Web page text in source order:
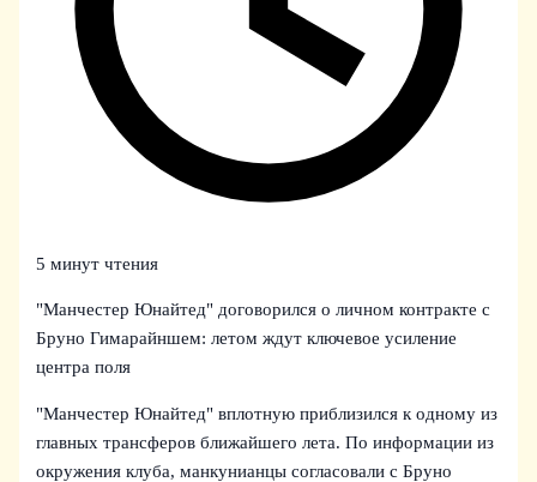
5 минут чтения
"Манчестер Юнайтед" договорился о личном контракте с
Бруно Гимарайншем: летом ждут ключевое усиление
центра поля
"Манчестер Юнайтед" вплотную приблизился к одному из
главных трансферов ближайшего лета. По информации из
окружения клуба, манкунианцы согласовали с Бруно